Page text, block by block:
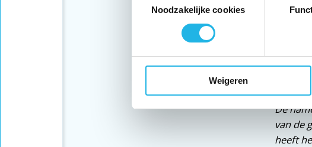
Noodzakelijke cookies
Weigeren
heb je
De
van de
heeft